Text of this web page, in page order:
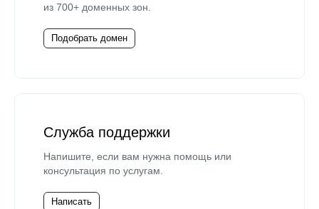
из 700+ доменных зон.
Подобрать домен
Служба поддержки
Напишите, если вам нужна помощь или
консультация по услугам.
Написать